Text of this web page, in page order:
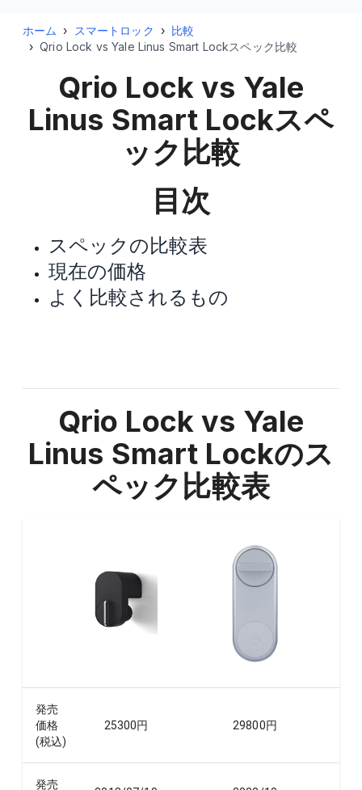
ホーム › スマートロック › 比較
› Qrio Lock vs Yale Linus Smart Lockスペック比較
Qrio Lock vs Yale
Linus Smart Lockスペ
ック比較
目次
スペックの比較表
現在の価格
よく比較されるもの
Qrio Lock vs Yale
Linus Smart Lockのス
ペック比較表
発売
価格
(税込)
25300円 29800円
発売